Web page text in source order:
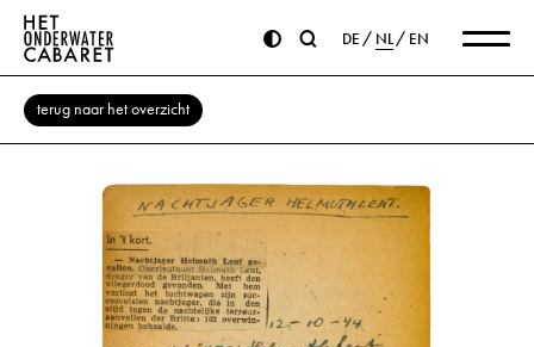
DE NL EN
terug naar het overzicht